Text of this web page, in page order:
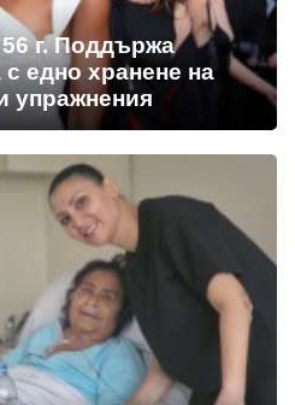
г. Поддържа
едно хранене на
упражнения